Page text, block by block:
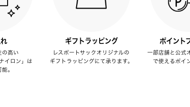
の高い
イロン」は
。
ギフトラッピング
レスポートサックオリジナルの
ギフトラッピングにて承ります。
ポイント
一部店舗と公式
で使えるポイ